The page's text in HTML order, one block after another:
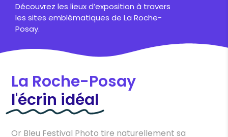
Découvrez les lieux d’exposition à travers
les sites emblématiques de La Roche-
Posay.
La Roche-Posay
l'écrin idéal
Or Bleu Festival Photo tire naturellement sa